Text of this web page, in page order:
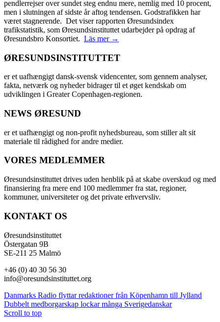
pendlerrejser over sundet steg endnu mere, nemlig med 10 procent,
men i slutningen af sidste år aftog tendensen. Godstrafikken har
været stagnerende. Det viser rapporten Øresundsindex
trafikstatistik, som Øresundsinstituttet udarbejder på opdrag af
Øresundsbro Konsortiet. Läs mer →
ØRESUNDSINSTITUTTET
er et uafhængigt dansk-svensk videncenter, som gennem analyser,
fakta, netværk og nyheder bidrager til et øget kendskab om
udviklingen i Greater Copenhagen-regionen.
NEWS ØRESUND
er et uafhængigt og non-profit nyhedsbureau, som stiller alt sit
materiale til rådighed for andre medier.
VORES MEDLEMMER
Øresundsinstituttet drives uden henblik på at skabe overskud og med
finansiering fra mere end 100 medlemmer fra stat, regioner,
kommuner, universiteter og det private erhvervsliv.
KONTAKT OS
Øresundsinstituttet
Östergatan 9B
SE-211 25 Malmö
+46 (0) 40 30 56 30
info@oresundsinstituttet.org
Danmarks Radio flyttar redaktioner från Köpenhamn till Jylland
Dubbelt medborgarskap lockar många Sverigedanskar
Scroll to top